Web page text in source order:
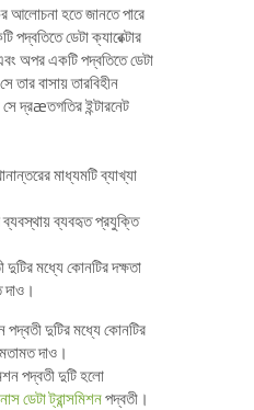
আলোচনা হতে জানতে পারে
পদ্বতিতে ডেটা ক্যারেক্টার
অপর একটি পদ্বতিতে ডেটা
তার বাসায় তারবিহীন
দ্রæতগতির ইন্টারনেট
মাধ্যমটি ব্যাখ্যা
ব্যবস্থায় ব্যবহৃত প্রযুক্তি
দুটির মধ্যে কোনটির দক্ষতা
দাও।
পদ্বতী দুটির মধ্যে কোনটির
দাও।
পদ্বতী দুটি হলো
ডেটা ট্রান্সমিশনপদ্বতী।